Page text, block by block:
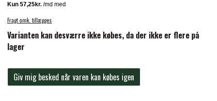
PREMIER EQUINE TRENSE & TILBEHØR
PREMIER EQUINE SADEL TILBEHØR
FORAN EQUINE
GP TACK
Fragt omk. tillægges
Varianten kan desværre ikke købes, da der ikke er flere på
lager
Giv mig besked når varen kan købes igen